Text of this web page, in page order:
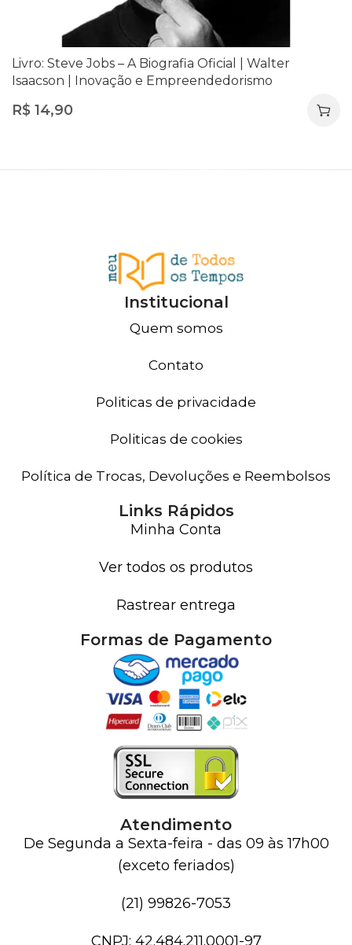
Livro: Steve Jobs – A Biografia Oficial | Walter
Isaacson | Inovação e Empreendedorismo
R$ 14,90
Institucional
Quem somos
Contato
Politicas de privacidade
Politicas de cookies
Política de Trocas, Devoluções e Reembolsos
Links Rápidos
Minha Conta
Ver todos os produtos
Rastrear entrega
Formas de Pagamento
Atendimento
De Segunda a Sexta-feira - das 09 às 17h00
(exceto feriados)
(21) 99826-7053
CNPJ: 42.484.211.0001-97